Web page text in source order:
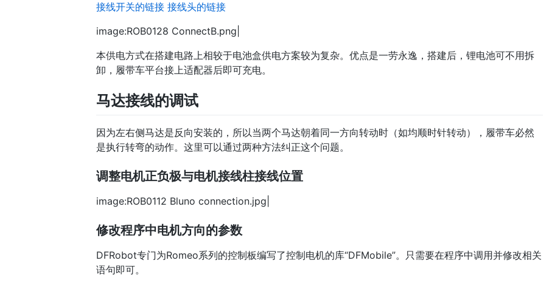
接线开关的链接 接线头的链接
image:ROB0128 ConnectB.png|
本供电方式在搭建电路上相较于电池盒供电方案较为复杂。优点是一劳永逸，搭建后，锂电池可不用拆
卸，履带车平台接上适配器后即可充电。
马达接线的调试
因为左右侧马达是反向安装的，所以当两个马达朝着同一方向转动时（如均顺时针转动），履带车必然
是执行转弯的动作。这里可以通过两种方法纠正这个问题。
调整电机正负极与电机接线柱接线位置
image:ROB0112 Bluno connection.jpg|
修改程序中电机方向的参数
DFRobot专门为Romeo系列的控制板编写了控制电机的库“DFMobile”。只需要在程序中调用并修改相关
语句即可。